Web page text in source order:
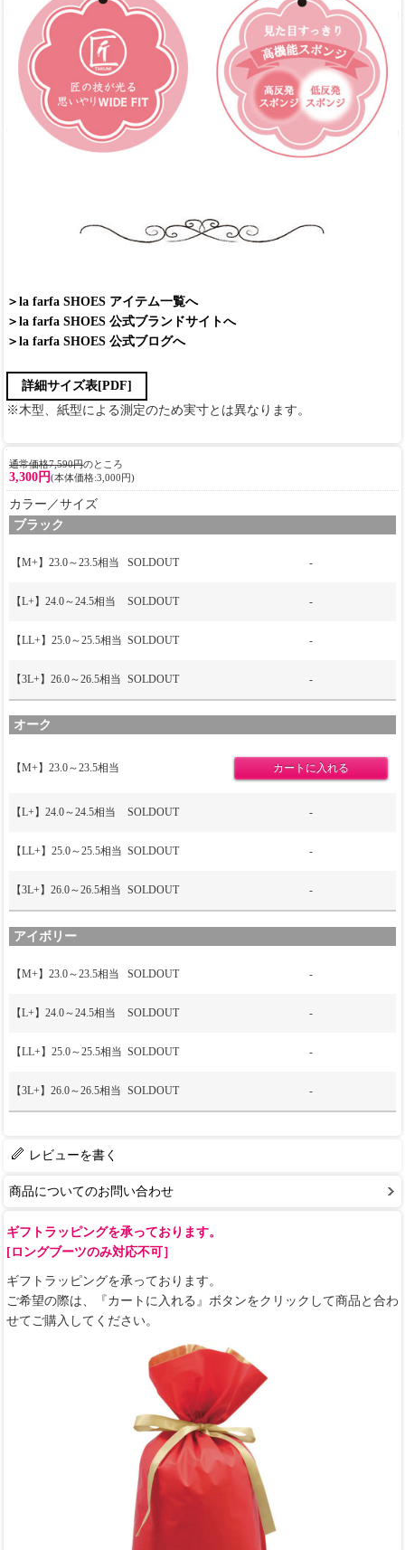
＞la farfa SHOES アイテム一覧へ
＞la farfa SHOES 公式ブランドサイトへ
＞la farfa SHOES 公式ブログへ
詳細サイズ表[PDF]
※木型、紙型による測定のため実寸とは異なります。
通常価格7,590円のところ
3,300円(本体価格:3,000円)
カラー／サイズ
ブラック
【M+】23.0～23.5相当 SOLDOUT -
【L+】24.0～24.5相当 SOLDOUT -
【LL+】25.0～25.5相当 SOLDOUT -
【3L+】26.0～26.5相当 SOLDOUT -
オーク
【M+】23.0～23.5相当
【L+】24.0～24.5相当 SOLDOUT -
【LL+】25.0～25.5相当 SOLDOUT -
【3L+】26.0～26.5相当 SOLDOUT -
アイボリー
【M+】23.0～23.5相当 SOLDOUT -
【L+】24.0～24.5相当 SOLDOUT -
【LL+】25.0～25.5相当 SOLDOUT -
【3L+】26.0～26.5相当 SOLDOUT -
レビューを書く
商品についてのお問い合わせ
ギフトラッピングを承っております。
[ロングブーツのみ対応不可］
ギフトラッピングを承っております。
ご希望の際は、『カートに入れる』ボタンをクリックして商品と合わ
せてご購入してください。